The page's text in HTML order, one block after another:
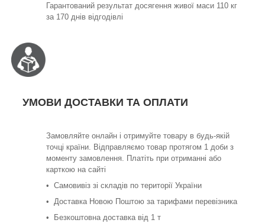
Гарантований результат досягення живої маси 110 кг
за 170 днів відгодівлі
УМОВИ ДОСТАВКИ ТА ОПЛАТИ
Замовляйте онлайн і отримуйте товару в будь-якій
точці країни. Відправляємо товар протягом 1 доби з
моменту замовлення. Платіть при отриманні або
карткою на сайті
• Самовивіз зі складів по території України
• Доставка Новою Поштою за тарифами перевізника
• Безкоштовна доставка від 1 т